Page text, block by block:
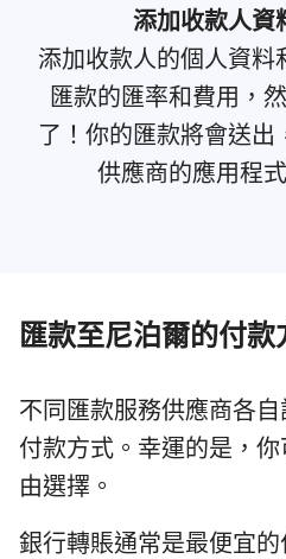
添加收款人資
添加收款人的個人資料
匯款的匯率和費用，
了！你的匯款將會送
供應商的應用程
匯款至尼泊爾的付款
不同匯款服務供應商各
付款方式。幸運的是，
由選擇。
銀行轉賬通常是最便宜